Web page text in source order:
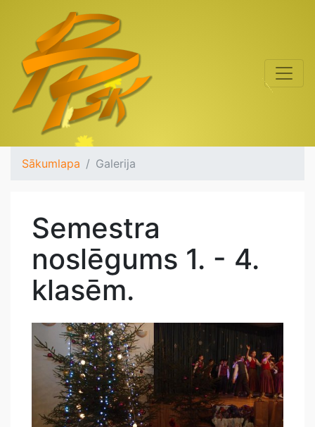
Sākumlapa Galerija
Semestra
noslēgums 1. - 4.
klasēm.